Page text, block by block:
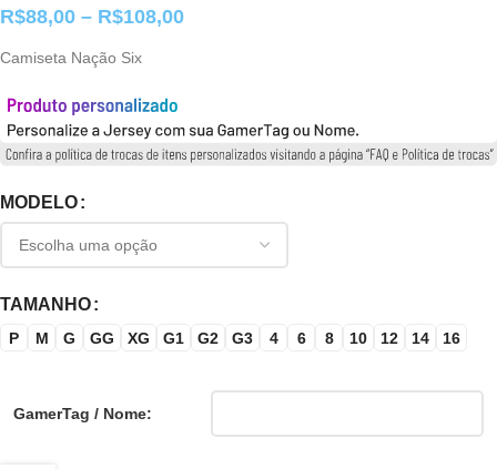
R$88,00 – R$108,00
Camiseta Nação Six
MODELO
TAMANHO
P M G GG XG G1 G2 G3 4 6 8 10 12 14 16
GamerTag / Nome: